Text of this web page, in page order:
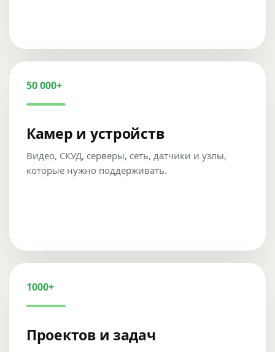
50 000+
Камер и устройств
Видео, СКУД, серверы, сеть, датчики и узлы,
которые нужно поддерживать.
1000+
Проектов и задач